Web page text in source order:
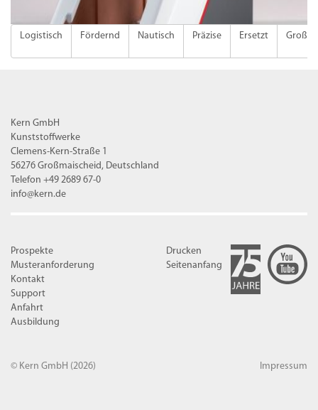
Logistisch Fördernd Nautisch Präzise Ersetzt Groß
Kern GmbH
Kunststoffwerke
Clemens-Kern-Straße 1
56276 Großmaischeid, Deutschland
Telefon +49 2689 67-0
info@kern.de
Prospekte
Musteranforderung
Kontakt
Support
Anfahrt
Ausbildung
Drucken
Seitenanfang
© Kern GmbH (2026) Impressum